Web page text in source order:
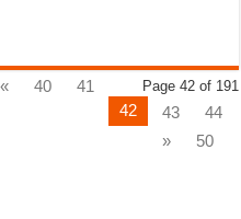
Page 42 of 191
« 40
41
42
43
44
»
50